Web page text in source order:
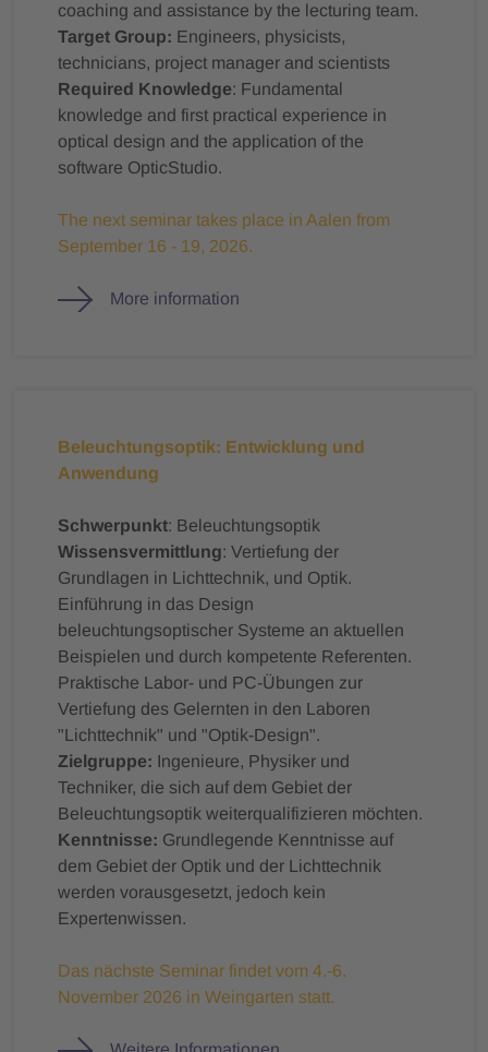
coaching and assistance by the lecturing team.
Target Group: Engineers, physicists,
technicians, project manager and scientists
Required Knowledge: Fundamental
knowledge and first practical experience in
optical design and the application of the
software OpticStudio.
The next seminar takes place in Aalen from
September 16 - 19, 2026.
More information
Beleuchtungsoptik: Entwicklung und
Anwendung
Schwerpunkt: Beleuchtungsoptik
Wissensvermittlung: Vertiefung der
Grundlagen in Lichttechnik, und Optik.
Einführung in das Design
beleuchtungsoptischer Systeme an aktuellen
Beispielen und durch kompetente Referenten.
Praktische Labor- und PC-Übungen zur
Vertiefung des Gelernten in den Laboren
"Lichttechnik" und "Optik-Design".
Zielgruppe: Ingenieure, Physiker und
Techniker, die sich auf dem Gebiet der
Beleuchtungsoptik weiterqualifizieren möchten.
Kenntnisse: Grundlegende Kenntnisse auf
dem Gebiet der Optik und der Lichttechnik
werden vorausgesetzt, jedoch kein
Expertenwissen.
Das nächste Seminar findet vom 4.-6.
November 2026 in Weingarten statt.